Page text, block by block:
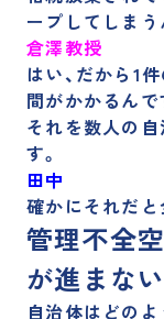
ープしてしまう
倉澤教授
はい、だから 1
間がかかるんで
それを数人の
す。
田中
確かにそれだと
管理不全
が進まな
自治体はどの